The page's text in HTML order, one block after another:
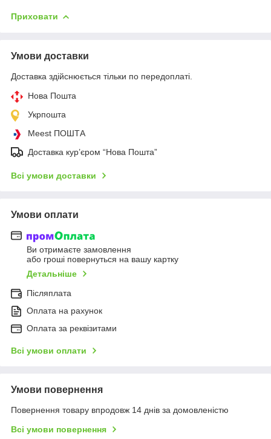
Приховати
Умови доставки
Доставка здійснюється тільки по передоплаті.
Нова Пошта
Укрпошта
Meest ПОШТА
Доставка кур’єром “Нова Пошта”
Всі умови доставки
Умови оплати
Ви отримаєте замовлення
або гроші повернуться на вашу картку
Детальніше
Післяплата
Оплата на рахунок
Оплата за реквізитами
Всі умови оплати
Умови повернення
Повернення товару впродовж 14 днів за домовленістю
Всі умови повернення